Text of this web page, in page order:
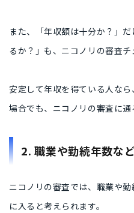
また、「年収額は十分か？」
るか？」も、ニコノリの審査チ
安定して年収を得ている人な
場合でも、ニコノリの審査に通
2. 職業や勤続年数な
ニコノリの審査では、職業や
に入ると考えられます。